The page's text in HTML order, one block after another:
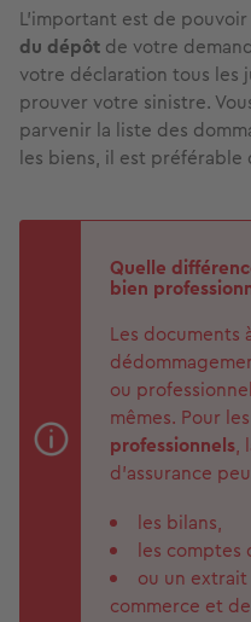
L’important est de pouvoir
du dépôt de votre
votre déclaration tous
prouver votre sinistre.
parvenir la liste des
les biens, il est préférable
Quelle
bien
Les
ou
mêmes. Pour les
professionnels,
d’assurance
les bilans,
les comptes
ou un
commerce et